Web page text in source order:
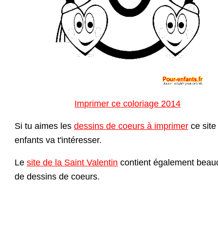
Imprimer ce coloriage 2014
Si tu aimes les dessins de coeurs à imprimer ce
enfants va t'intéresser.
Le site de la Saint Valentin contient également
de dessins de coeurs.